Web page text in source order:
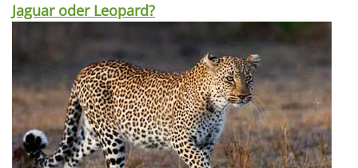
Jaguar oder Leopard?